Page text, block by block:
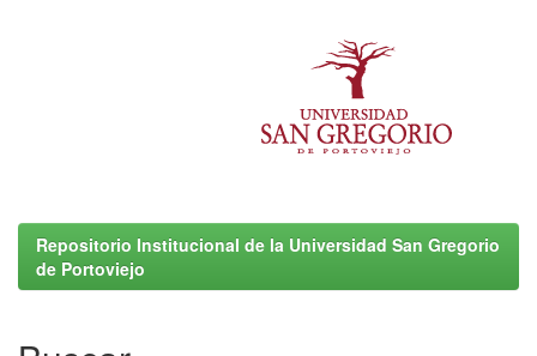
Repositorio Institucional de la Universidad San Gregorio
de Portoviejo